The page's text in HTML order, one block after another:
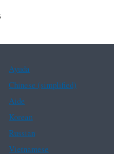
Ayuda
Chinese (simplified)
Aide
Korean
Russian
Vietnamese